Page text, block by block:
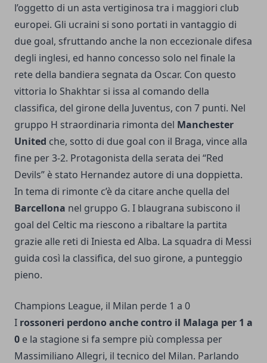
l’oggetto di un asta vertiginosa tra i maggiori club
europei. Gli ucraini si sono portati in vantaggio di
due goal, sfruttando anche la non eccezionale difesa
degli inglesi, ed hanno concesso solo nel finale la
rete della bandiera segnata da Oscar. Con questo
vittoria lo Shakhtar si issa al comando della
classifica, del girone della Juventus, con 7 punti. Nel
gruppo H straordinaria rimonta del Manchester
United che, sotto di due goal con il Braga, vince alla
fine per 3-2. Protagonista della serata dei “Red
Devils” è stato Hernandez autore di una doppietta.
In tema di rimonte c’è da citare anche quella del
Barcellona nel gruppo G. I blaugrana subiscono il
goal del Celtic ma riescono a ribaltare la partita
grazie alle reti di Iniesta ed Alba. La squadra di Messi
guida così la classifica, del suo girone, a punteggio
pieno.
Champions League, il Milan perde 1 a 0
I rossoneri perdono anche contro il Malaga per 1 a
0 e la stagione si fa sempre più complessa per
Massimiliano Allegri, il tecnico del Milan. Parlando